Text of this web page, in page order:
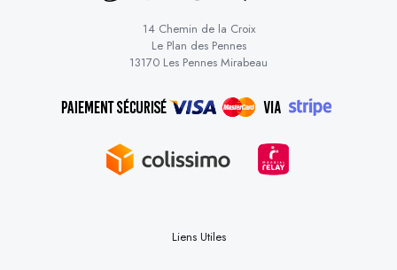
14 Chemin de la Croix
Le Plan des Pennes
13170 Les Pennes Mirabeau
Liens Utiles